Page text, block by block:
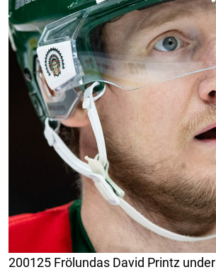
200125 Frölundas David Printz under